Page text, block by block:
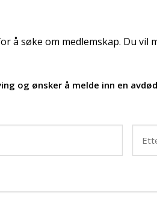
å søke om medlemskap. Du
og ønsker å melde inn en